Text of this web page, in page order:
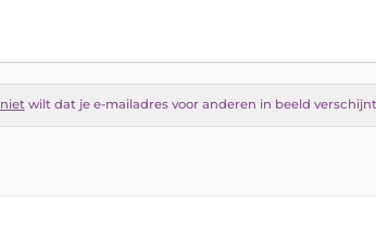
nietwilt dat je e-mailadres voor anderen in beeld verschijnt